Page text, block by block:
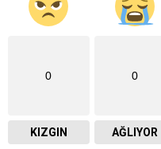
0
KIZGIN
0
AĞLIYOR